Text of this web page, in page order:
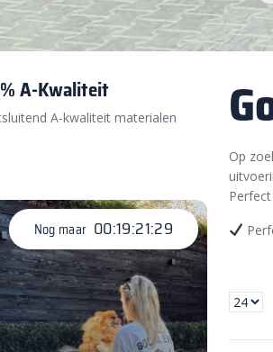
A-Kwaliteit
A-kwaliteit materialen
Nog maar 00:19:21:28
Op